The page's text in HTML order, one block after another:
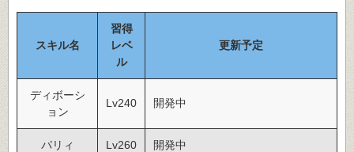
スキル名
習得
レベ
ル
更新予定
ディボーシ
ョン
Lv240 開発中
パリィ Lv260 開発中